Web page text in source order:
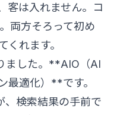
客は入れません。コ
両方そろって初め
くれます。
ました。**AIO（AI
最適化）**です。
検索結果の手前で